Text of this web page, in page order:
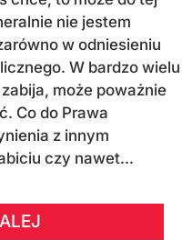
nie jestem
w odniesieniu
W bardzo wielu
może poważnie
Co do Prawa
z innym
czy nawet...